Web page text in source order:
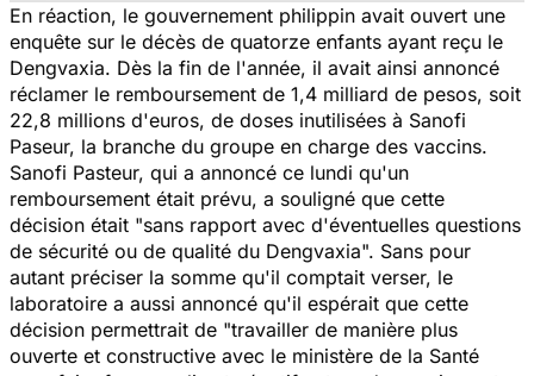
En réaction, le gouvernement philippin avait ouvert une
enquête sur le décès de quatorze enfants ayant reçu le
Dengvaxia. Dès la fin de l'année, il avait ainsi annoncé
réclamer le remboursement de 1,4 milliard de pesos, soit
22,8 millions d'euros, de doses inutilisées à Sanofi
Paseur, la branche du groupe en charge des vaccins.
Sanofi Pasteur, qui a annoncé ce lundi qu'un
remboursement était prévu, a souligné que cette
décision était "sans rapport avec d'éventuelles questions
de sécurité ou de qualité du Dengvaxia". Sans pour
autant préciser la somme qu'il comptait verser, le
laboratoire a aussi annoncé qu'il espérait que cette
décision permettrait de "travailler de manière plus
ouverte et constructive avec le ministère de la Santé